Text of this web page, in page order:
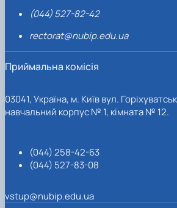
(044) 527-82-42
rectorat@nubip.edu.ua
Приймальна комісія
03041, Україна, м. Київ вул.
навчальний корпус № 1, кімната № 12.
(044) 258-42-63
(044) 527-83-08
vstup@nubip.edu.ua